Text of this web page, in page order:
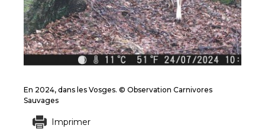
En 2024, dans les Vosges. © Observation Carnivores
Sauvages
Imprimer